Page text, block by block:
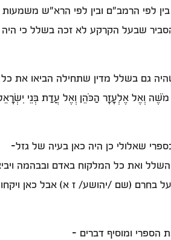
לפי הרמב"ם ובין לפי הרא"ש
שבעל הקרקע לא זכה בשלל כי היה
גם בשלל מדין שתחילה הביאו את
מֹשֶׁה וְאֶל אֶלְעָזָר הַכֹּהֵן וְאֶל עֲדַת בְּנֵי
שאלולי כן היה כאן בעיה של גזל-
השלל ואת כל המלקוח באדם ובבהמה
בחרם (שם /יהושע/ ז א) אבל כאן
הספרי ומוסיף דברים -